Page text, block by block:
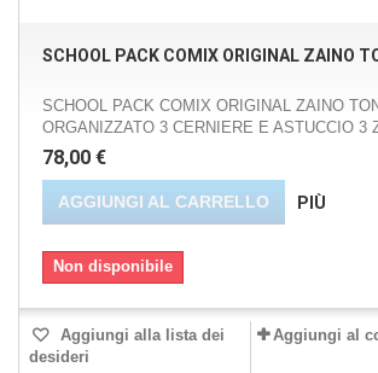
SCHOOL PACK COMIX ORIGINAL ZAINO
SCHOOL PACK COMIX ORIGINAL ZAINO
ORGANIZZATO 3 CERNIERE E ASTUCCIO 3
78,00 €
AGGIUNGI AL CARRELLO PIÙ
Non disponibile
Aggiungi alla lista dei
desideri
Aggiungi al